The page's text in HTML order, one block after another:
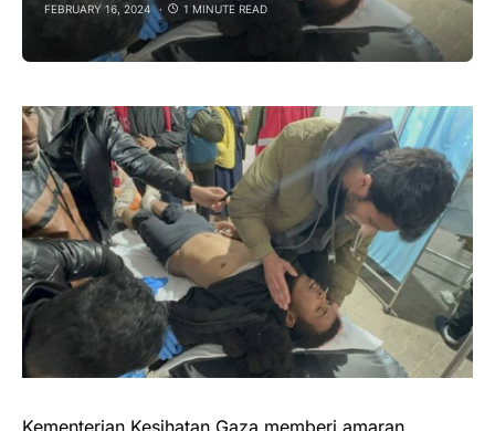
FEBRUARY 16, 2024 1 MINUTE READ
Kementerian Kesihatan Gaza memberi amaran